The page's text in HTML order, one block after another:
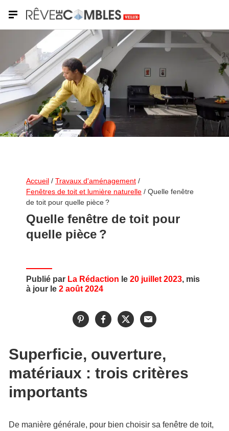
Accueil / Travaux d'aménagement /
Fenêtres de toit et lumière naturelle / Quelle fenêtre
de toit pour quelle pièce ?
Quelle fenêtre de toit pour
quelle pièce ?
Publié par La Rédaction le 20 juillet 2023, mis
à jour le 2 août 2024
Superficie, ouverture,
matériaux : trois critères
importants
De manière générale, pour bien choisir sa fenêtre de toit,